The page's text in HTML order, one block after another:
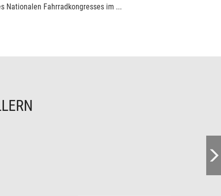
Nationalen Fahrradkongresses im ...